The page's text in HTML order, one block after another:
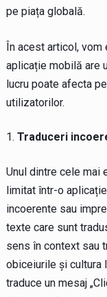
pe piața globală.
În acest articol,
aplicație mobilă are
lucru poate afecta
utilizatorilor.
Traduceri
Unul dintre cele mai
limitat într-o
incoerente sau
texte care sunt
sens în context sau
obiceiurile și cultura
traduce un mesaj